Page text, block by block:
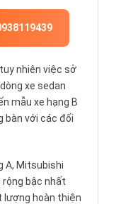
nhiên việc sở
xe sedan
mẫu xe hạng B
bàn với các đối
A, Mitsubishi
bậc nhất
lượng hoàn thiện